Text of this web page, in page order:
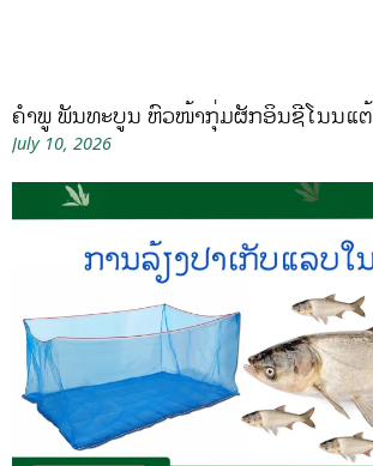
ຄໍາພູ ພັນທະບູນ ຫົວໜ້າກຸ່ມຜັກອິນຊີໂນນແຕ້
July 10, 2026